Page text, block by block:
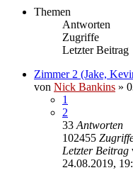
Themen
Antworten
Zugriffe
Letzter Beitrag
Zimmer 2 (Jake,
von Nick Bankins »
1
2
33 Antworten
102455
Letzter Beitrag
24.08.2019,